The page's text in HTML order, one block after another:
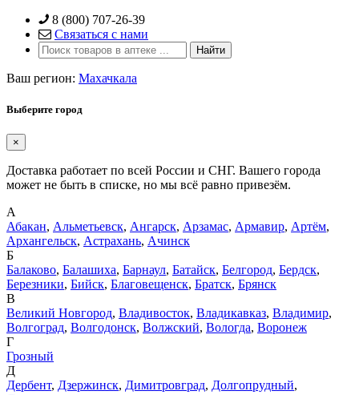
Skip
content
8 (800) 707-26-39
Связаться с нами
Ваш регион: Махачкала
Выберите город
×
Доставка работает по всей России и СНГ. Вашего города
может не быть в списке, но мы всё равно привезём.
А
Абакан, Альметьевск, Ангарск, Арзамас, Армавир, Артём,
Архангельск, Астрахань, Ачинск
Б
Балаково, Балашиха, Барнаул, Батайск, Белгород, Бердск,
Березники, Бийск, Благовещенск, Братск, Брянск
В
Великий Новгород, Владивосток, Владикавказ, Владимир,
Волгоград, Волгодонск, Волжский, Вологда, Воронеж
Г
Грозный
Д
Дербент, Дзержинск, Димитровград, Долгопрудный,